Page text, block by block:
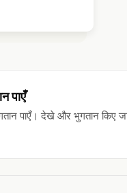
पाएँ
पाएँ। देखे और भुगतान किए